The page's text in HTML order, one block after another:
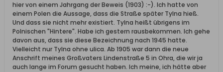
hier von einem Jahrgang der Beweis (1903) :-). Ich hatte von
einem Polen die Aussage, dass die Straße später Tylna hieß.
Und dass sie nicht mehr existiert. Tylna heißt übrigens im
Polnischen "Hintere". Habe ich gestern rausbekommen. Ich gehe
davon aus, dass sie diese Bezeichnung nach 1945 hatte.
Vielleicht nur Tylna ohne ulica. Ab 1905 war dann die neue
Anschrift meines Großvaters Lindenstraße 5 in Ohra, die wir ja
auch lange im Forum gesucht haben. Ich meine, ich hätte aber